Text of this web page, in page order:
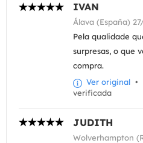
IVAN
Álava (España)
Pela qualidade
surpresas, o que
compra.
Ver original •
verificada
JUDITH
Wolverhampton